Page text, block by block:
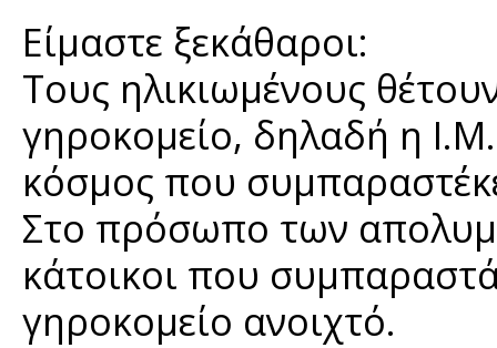
Είμαστε ξεκάθαροι:
Τους ηλικιωμένους
γηροκομείο, δηλαδή η
κόσμος που
Στο πρόσωπο των
κάτοικοι που
γηροκομείο ανοιχτό.